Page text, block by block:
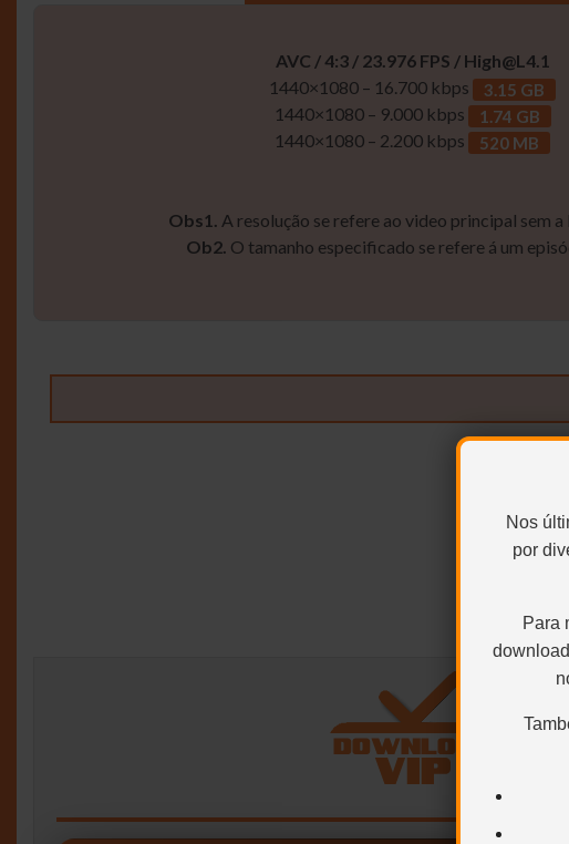
Nos
por
Para
AVC / 4:3 / 23.976 FPS / High@L4.1
1440×1080 – 16.700 kbps
3.15 GB
1440×1080 – 9.000 kbps 1.74 GB
1440×1080 – 2.200 kbps 520 MB
Obs1. A resolução se refere ao video principal sem
Ob2. O tamanho especificado se refere á um